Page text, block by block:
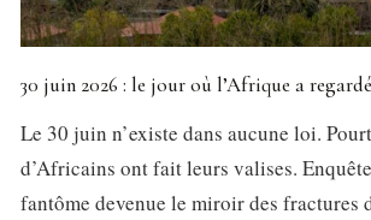
30 juin 2026 : le jour où l’Afrique a
Le 30 juin n’existe dans aucune loi.
d’Africains ont fait leurs valises.
fantôme devenue le miroir des fractures